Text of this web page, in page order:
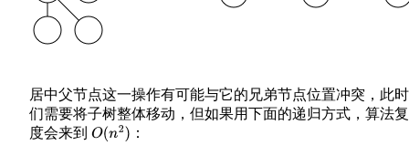
居中父节点这一操作有可能与它的兄弟节点位置冲突，此
们需要将子树整体移动，但如果用下面的递归方式，算法
度会来到 O(n2) ：